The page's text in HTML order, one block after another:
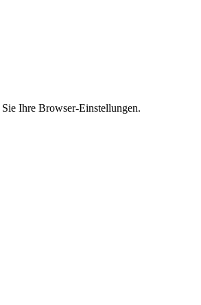
Ihre Browser-Einstellungen.